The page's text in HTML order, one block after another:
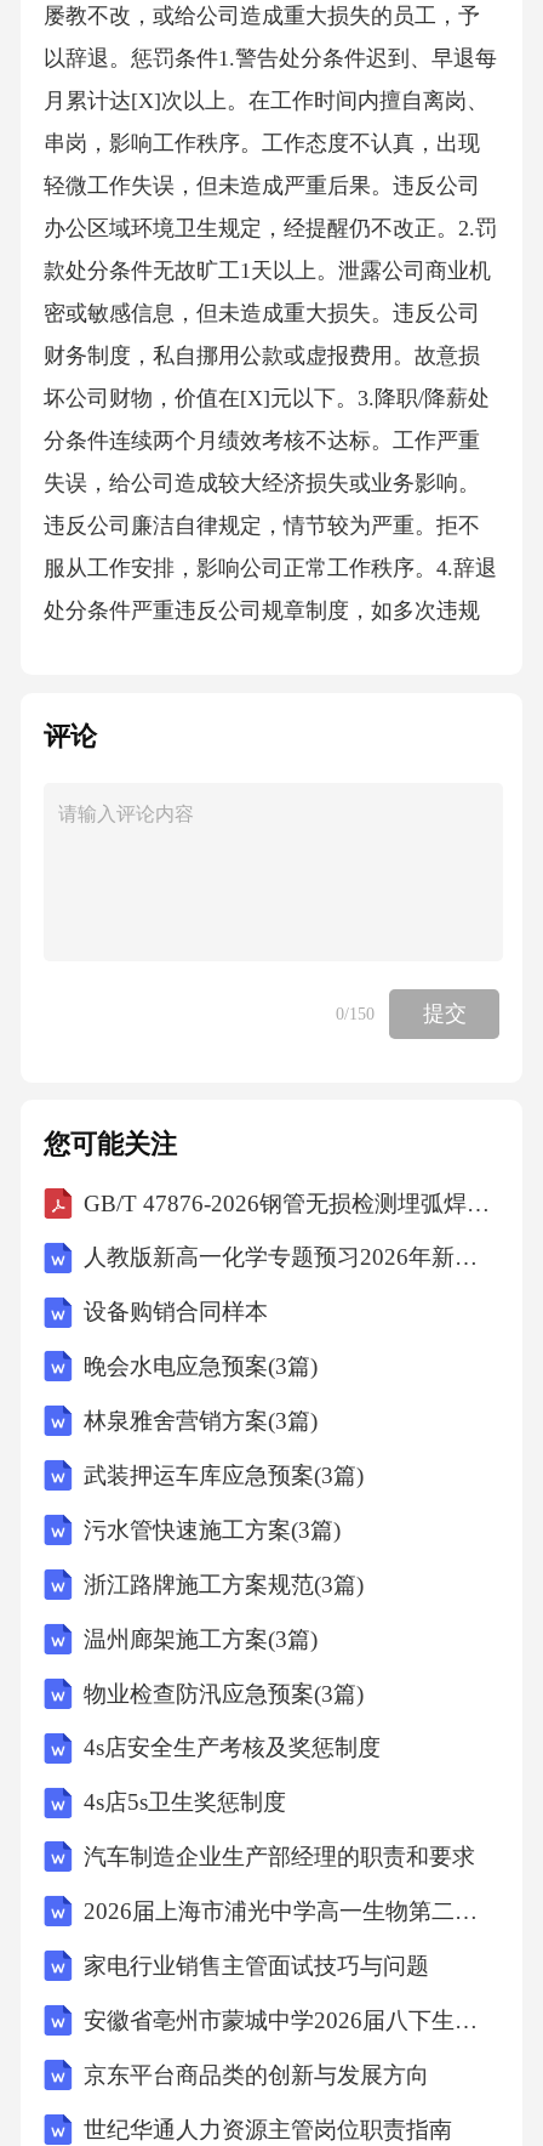
屡教不改，或给公司造成重大损失的员工，予
以辞退。惩罚条件1.警告处分条件迟到、早退每
月累计达[X]次以上。在工作时间内擅自离岗、
串岗，影响工作秩序。工作态度不认真，出现
轻微工作失误，但未造成严重后果。违反公司
办公区域环境卫生规定，经提醒仍不改正。2.罚
款处分条件无故旷工1天以上。泄露公司商业机
密或敏感信息，但未造成重大损失。违反公司
财务制度，私自挪用公款或虚报费用。故意损
坏公司财物，价值在[X]元以下。3.降职/降薪处
分条件连续两个月绩效考核不达标。工作严重
失误，给公司造成较大经济损失或业务影响。
违反公司廉洁自律规定，情节较为严重。拒不
服从工作安排，影响公司正常工作秩序。4.辞退
处分条件严重违反公司规章制度，如多次违规
导致公司利益受损。工作态度消极，经多次培
程序1.调查：对于员工的违规行为，由相关部门
员工申辩情况，由公司领导审批处罚决定。4.执
行：下达处罚通知，按照规定执行相应的惩罚
照法律法规和公司规定办理离职手续。5.申诉：
员工如对处罚决定不服，可在接到处罚通知后
的[X]个工作日内，向人力资源部门提出书面申
评论
0/150 提交
您可能关注
GB/T 47876-2026钢管无损检测埋弧焊钢管焊缝相控阵超声自动检测方法
人教版新高一化学专题预习2026年新题-金属
设备购销合同样本
晚会水电应急预案(3篇)
林泉雅舍营销方案(3篇)
武装押运车库应急预案(3篇)
污水管快速施工方案(3篇)
浙江路牌施工方案规范(3篇)
温州廊架施工方案(3篇)
物业检查防汛应急预案(3篇)
4s店安全生产考核及奖惩制度
4s店5s卫生奖惩制度
汽车制造企业生产部经理的职责和要求
2026届上海市浦光中学高一生物第二学期期末综合测试试题含解析
家电行业销售主管面试技巧与问题
安徽省亳州市蒙城中学2026届八下生物期末调研模拟试题含解析
京东平台商品类的创新与发展方向
世纪华通人力资源主管岗位职责指南